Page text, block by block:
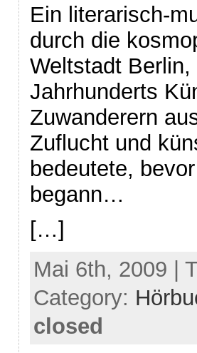
Ein literarisch-
durch die
Weltstadt
Jahrhunderts
Zuwanderern
Zuflucht und
bedeutete,
begann…
[…]
Mai 6th, 2009 |
Category:
closed